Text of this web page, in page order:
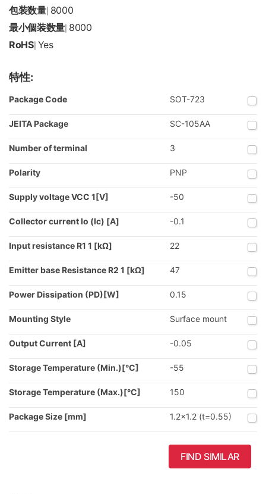
包装数量| 8000
最小個装数量 8000
RoHS| Yes
特性:
Package Code SOT-723
JEITA Package SC-105AA
Number of terminal 3
Polarity PNP
Supply voltage VCC 1[V] -50
Collector current Io (Ic) [A] -0.1
Input resistance R1 1 [kΩ] 22
Emitter base Resistance R2 1 [kΩ] 47
Power Dissipation (PD)[W] 0.15
Mounting Style Surface mount
Output Current [A] -0.05
Storage Temperature (Min.)[°C] -55
Storage Temperature (Max.)[°C] 150
Package Size [mm] 1.2x1.2 (t=0.55)
FIND SIMILAR